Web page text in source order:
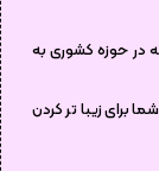
که در حوزه کشوری به
برای زیبا تر کردن